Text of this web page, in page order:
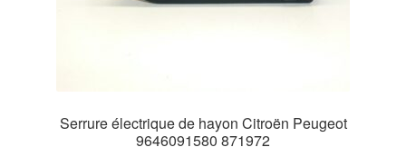
Serrure électrique de hayon Citroën Peugeot
9646091580 871972